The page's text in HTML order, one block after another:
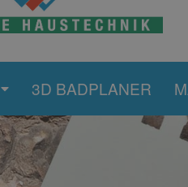
3D BADPLANER